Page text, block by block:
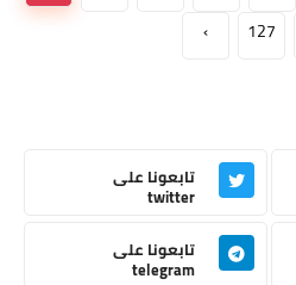
127
›
تابعونا على
twitter
تابعونا على
telegram